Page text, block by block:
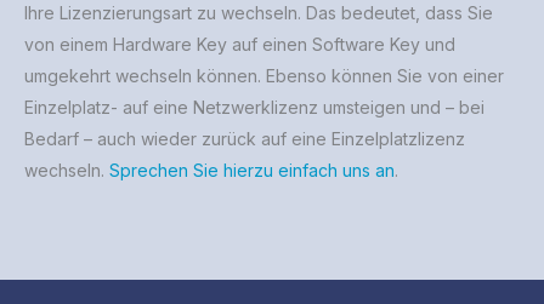
Ihre Lizenzierungsart zu wechseln. Das bedeutet, dass Sie
von einem Hardware Key auf einen Software Key und
umgekehrt wechseln können. Ebenso können Sie von einer
Einzelplatz- auf eine Netzwerklizenz umsteigen und – bei
Bedarf – auch wieder zurück auf eine Einzelplatzlizenz
wechseln. Sprechen Sie hierzu einfach uns an.